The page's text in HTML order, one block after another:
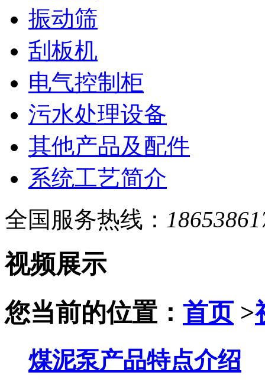
振动筛
刮板机
电气控制柜
污水处理设备
其他产品及配件
系统工艺简介
全国服务热线：
视频展示
您当前的位置： 首页>
煤泥泵产品特点介绍